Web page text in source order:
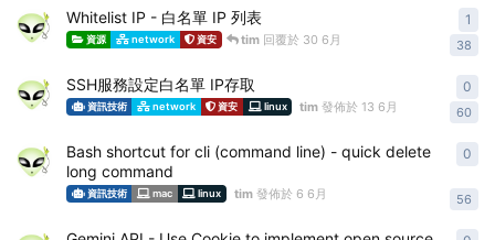
Whitelist IP - 白名單 IP 列表
資源 network 資安 tim 回覆於 30 6月 38
1
SSH服務設定白名單 IP存取
資訊技術 network 資安 linux tim 發佈於 13 6月 60
0
Bash shortcut for cli (command line) - quick delete
long command
資訊技術 mac linux tim 發佈於 6 6月 56
0